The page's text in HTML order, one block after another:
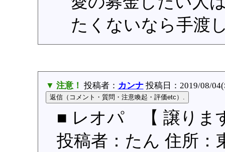
たくないなら手渡
▼ 注意！ 投稿者： カンナ投稿日：2019/08/
■ レオパ 【 譲りま
投稿者：たん 住所：